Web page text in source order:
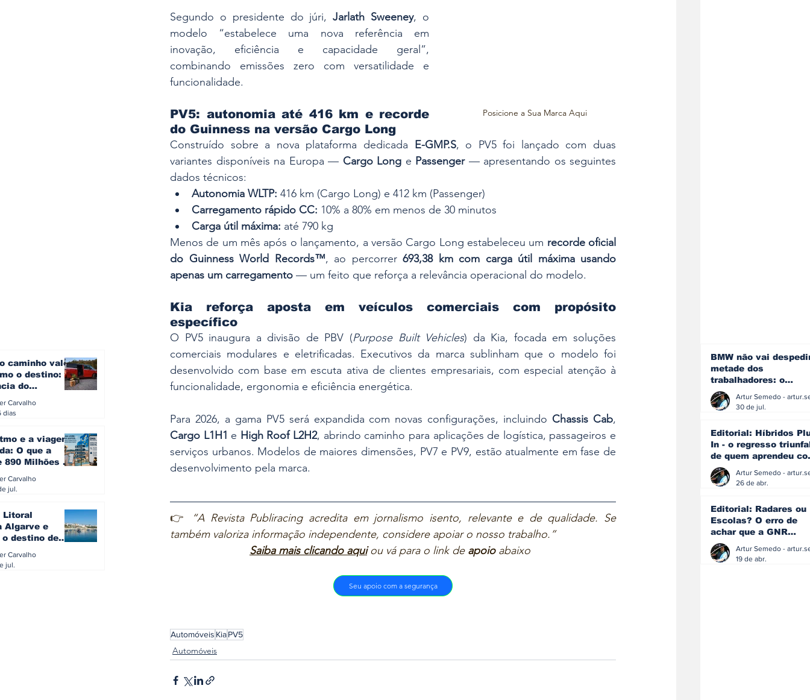
Posicione a Sua Marca Aqui
Segundo o presidente do júri, Jarlath Sweeney, o
modelo “estabelece uma nova referência em
inovação, eficiência e capacidade geral”,
combinando emissões zero com versatilidade e
funcionalidade.
PV5: autonomia até 416 km e recorde
do Guinness na versão Cargo Long
Construído sobre a nova plataforma dedicada
E-GMP.S, o PV5 foi lançado com duas
variantes disponíveis na Europa — Cargo Long e Passenger — apresentando os seguintes
dados técnicos:
Autonomia WLTP: 416 km (Cargo Long) e 412 km (Passenger)
Carregamento rápido CC: 10% a 80% em menos de 30 minutos
Carga útil máxima: até 790 kg
Menos de um mês após o lançamento, a versão Cargo Long estabeleceu um recorde oficial
do Guinness World Records™, ao percorrer 693,38 km com carga útil máxima usando
apenas um carregamento — um feito que reforça a relevância operacional do modelo.
Kia reforça aposta em veículos comerciais com propósito
específico
O PV5 inaugura a divisão de PBV (Purpose Built Vehicles) da Kia, focada em soluções
comerciais modulares e eletrificadas. Executivos da marca sublinham que o modelo foi
desenvolvido com base em escuta ativa de clientes empresariais, com especial atenção à
funcionalidade, ergonomia e eficiência energética.
Para 2026, a gama PV5 será expandida com novas configurações, incluindo Chassis Cab
Cargo L1H1 e High Roof L2H2, abrindo caminho para aplicações de logística, passageiros e
serviços urbanos. Modelos de maiores dimensões, PV7 e PV9, estão atualmente em fase de
desenvolvimento pela marca.
👉
“A Revista Publiracing acredita em jornalismo isento, relevante e de qualidade. Se
também valoriza informação independente, considere apoiar o nosso trabalho.”
Saiba mais clicando aqui ou vá para o link de apoio abaixo
Seu apoio com a segurança
Automóveis KiaPV5
Automóveis
caminho vale
o destino: a
do
europeu
Carvalho
dias
e a viagem
O que a
890 Milhões à
do turista na
Carvalho
jul.
Litoral
Algarve e
o destino de
Carvalho
jul.
BMW não vai
metade dos
trabalhadores: o
problema é o
que muitos decidiram
30 de jul.
Editorial: Híbridos
In - o regresso
de quem aprendeu
os erros do passado
26 de abr.
Editorial: Radares ou
Escolas? O erro de
achar que a GNR
resolve o que a
educação falhou
19 de abr.